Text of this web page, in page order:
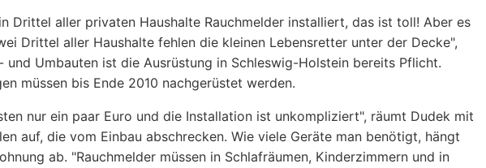
Drittel aller privaten Haushalte Rauchmelder installiert, das ist toll! Aber es
Drittel aller Haushalte fehlen die kleinen Lebensretter unter der Decke",
und Umbauten ist die Ausrüstung in Schleswig-Holstein bereits Pflicht.
müssen bis Ende 2010 nachgerüstet werden.
nur ein paar Euro und die Installation ist unkompliziert", räumt Dudek mit
auf, die vom Einbau abschrecken. Wie viele Geräte man benötigt, hängt
ab. "Rauchmelder müssen in Schlafräumen, Kinderzimmern und in